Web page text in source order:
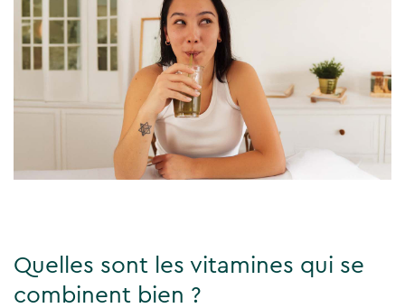
Quelles sont les vitamines qui se
combinent bien ?